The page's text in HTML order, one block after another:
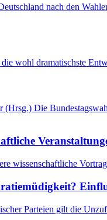
nach den
wohl dramatischste
Die
wissenschaftliche
Parteien gilt die